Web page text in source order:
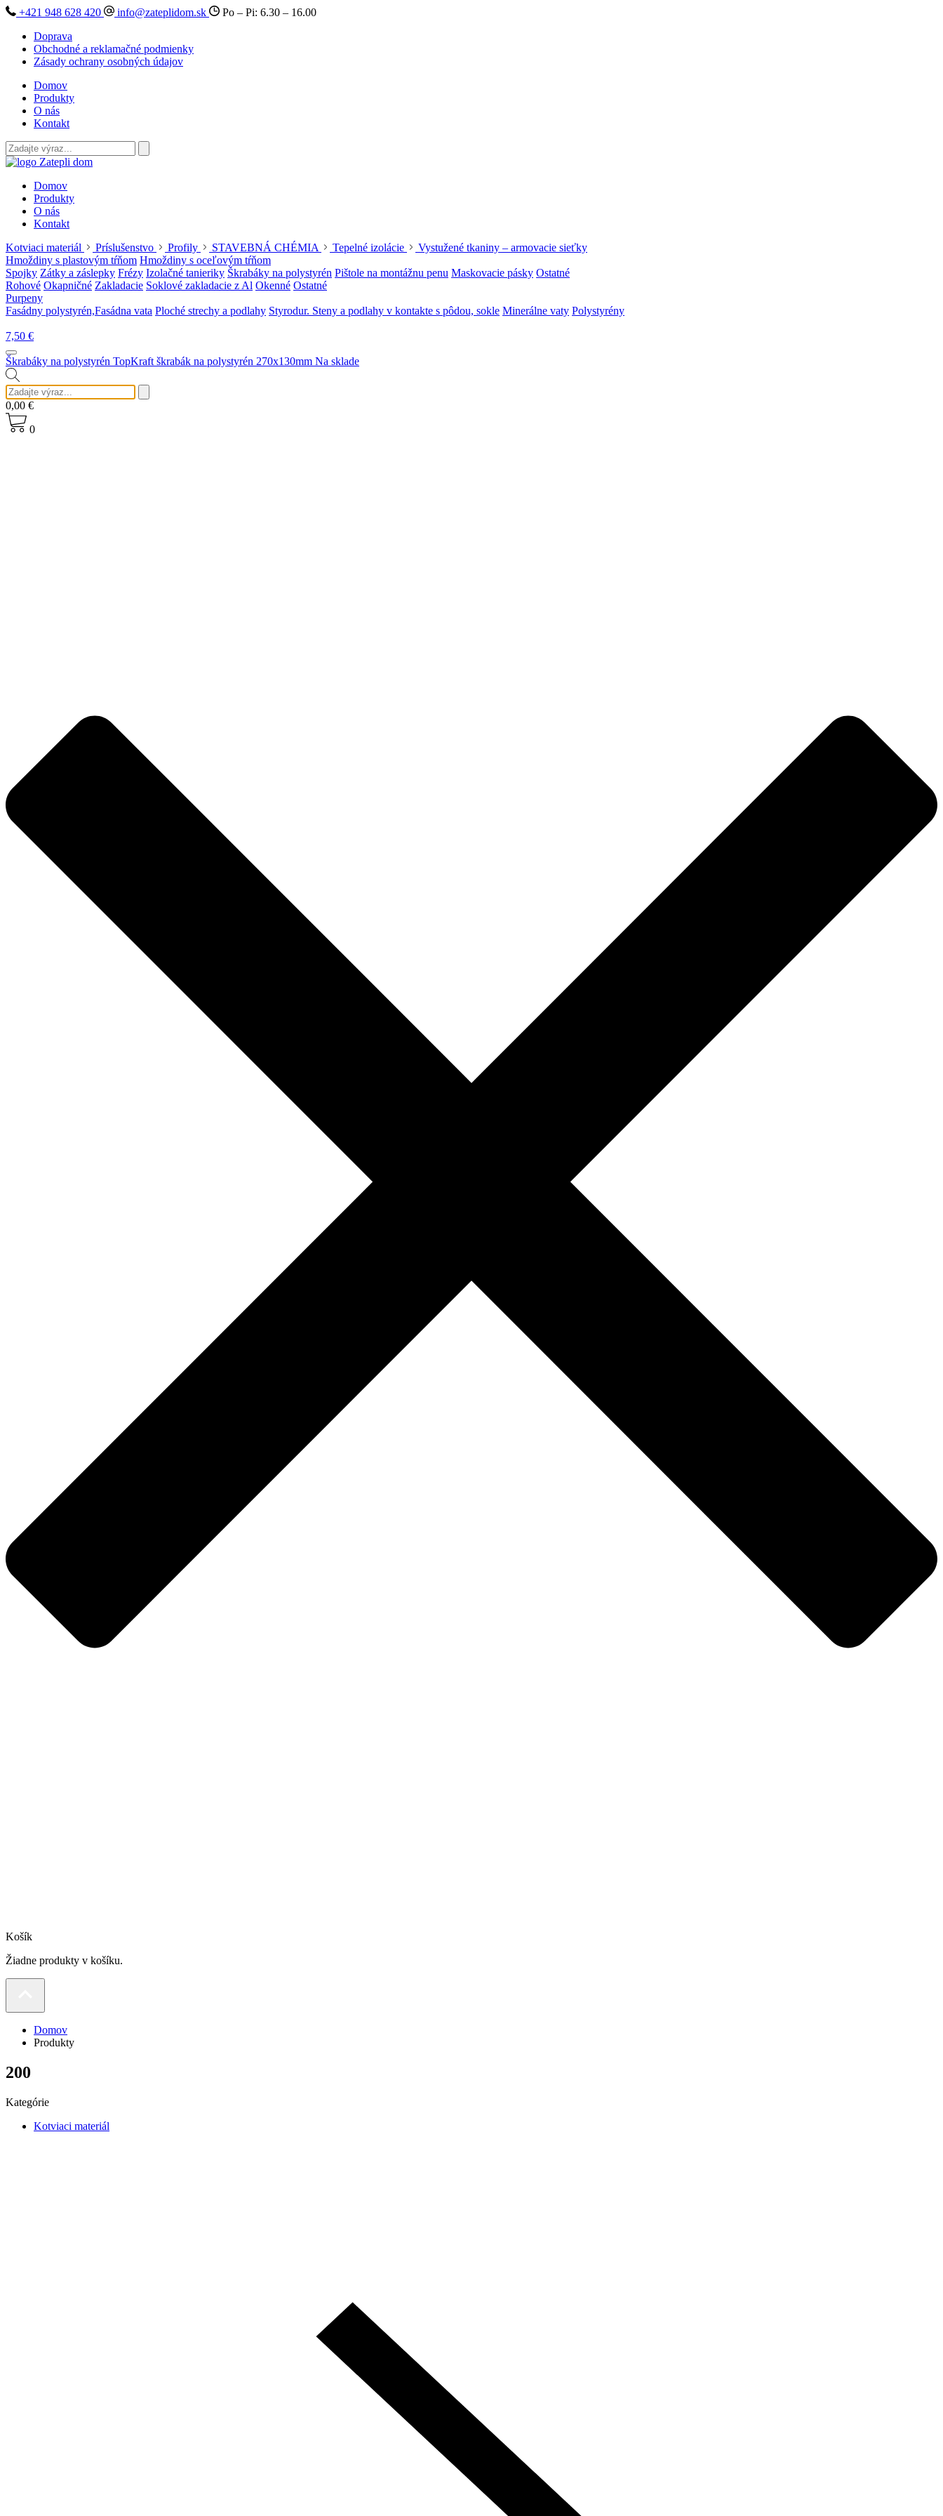
+421 948 628 420 info@zateplidom.sk
Po – Pi: 6.30 – 16.00
Doprava
Obchodné a reklamačné podmienky
Zásady ochrany osobných údajov
Domov
Produkty
O nás
Kontakt
Domov
Produkty
O nás
Kontakt
Kotviaci materiál
Príslušenstvo Profily STAVEBNÁ CHÉMIA Tepelné izolácie
Vystužené tkaniny – armovacie sieťky
Hmoždiny s plastovým tŕňom Hmoždiny s oceľovým tŕňom
Spojky Zátky a záslepky Frézy Izolačné tanieriky Škrabáky na polystyrén Pištole na montážnu penu Maskovacie pásky Ostatné
Rohové Okapničné Zakladacie Soklové zakladacie z Al Okenné Ostatné
Purpeny
Fasádny polystyrén,Fasádna vata Ploché strechy a podlahy Styrodur. Steny a podlahy v kontakte s pôdou, sokle Minerálne vaty Polystyrény
7,50 €
Škrabáky na polystyrén TopKraft škrabák na polystyrén 270x130mm Na sklade
0,00 €
0
Košík
Žiadne produkty v košíku.
Domov
Produkty
200
Kategórie
Kotviaci materiál